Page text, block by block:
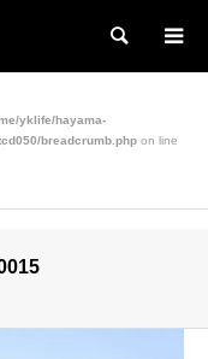
検索
yklife/hayama-
breadcrumb.php on line